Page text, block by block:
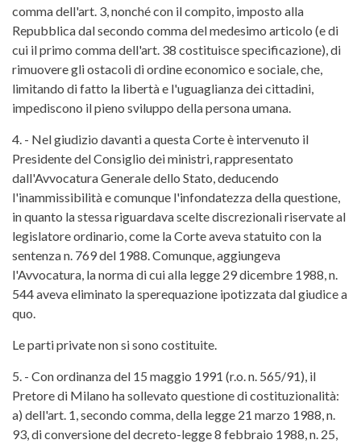
comma dell'art. 3, nonché con il compito, imposto alla
Repubblica dal secondo comma del medesimo articolo (e di
cui il primo comma dell'art. 38 costituisce specificazione), di
rimuovere gli ostacoli di ordine economico e sociale, che,
limitando di fatto la libertà e l'uguaglianza dei cittadini,
impediscono il pieno sviluppo della persona umana.
4. - Nel giudizio davanti a questa Corte è intervenuto il
Presidente del Consiglio dei ministri, rappresentato
dall'Avvocatura Generale dello Stato, deducendo
l'inammissibilità e comunque l'infondatezza della questione,
in quanto la stessa riguardava scelte discrezionali riservate al
legislatore ordinario, come la Corte aveva statuito con la
sentenza n. 769 del 1988. Comunque, aggiungeva
l'Avvocatura, la norma di cui alla legge 29 dicembre 1988, n.
544 aveva eliminato la sperequazione ipotizzata dal giudice a
quo.
Le parti private non si sono costituite.
5. - Con ordinanza del 15 maggio 1991 (r.o. n. 565/91), il
Pretore di Milano ha sollevato questione di costituzionalità:
a) dell'art. 1, secondo comma, della legge 21 marzo 1988, n.
93, di conversione del decreto-legge 8 febbraio 1988, n. 25,